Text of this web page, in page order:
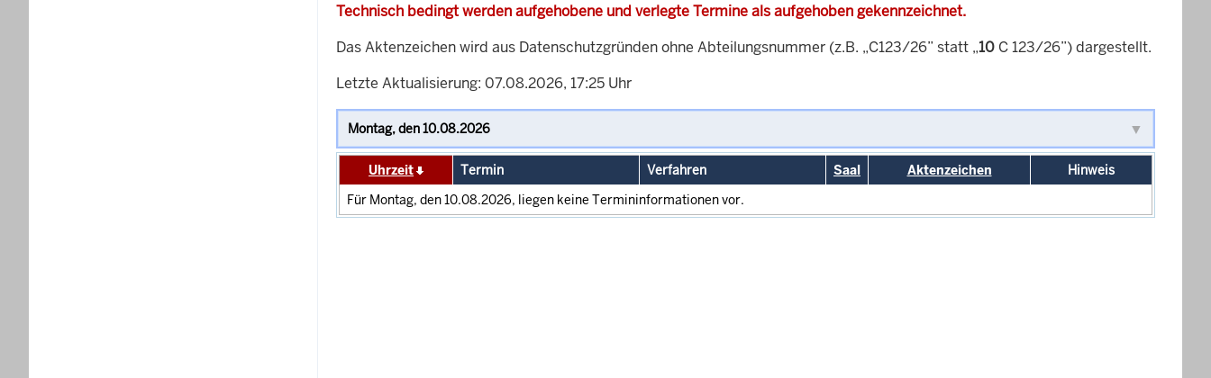
Technisch bedingt werden aufgehobene und verlegte Termine als aufgehoben gekennzeichnet.
Das Aktenzeichen wird aus Datenschutzgründen ohne Abteilungsnummer (z.B. „C123/26” statt „10 C 123/26”) dargestellt.
Letzte Aktualisierung: 07.08.2026, 17:25 Uhr
Uhrzeit Termin Verfahren Saal Aktenzeichen
Hinweis
Für Montag, den 10.08.2026, liegen keine Termininformationen vor.